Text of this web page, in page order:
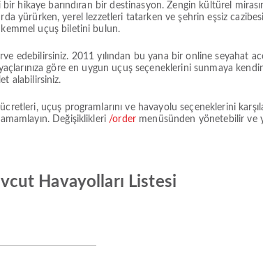
hikaye barındıran bir destinasyon. Zengin kültürel
yürürken, yerel lezzetleri tatarken ve şehrin eşsiz
uçuş biletini bulun.
edebilirsiniz. 2011 yılından bu yana bir online seyahat
göre en uygun uçuş seçeneklerini sunmaya
alabilirsiniz.
uçuş programlarını ve havayolu seçeneklerini
Değişiklikleri /order menüsünden yönetebilir ve
Havayolları Listesi